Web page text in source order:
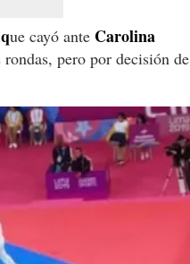
ue cayó ante Carolina
pero por decisión de